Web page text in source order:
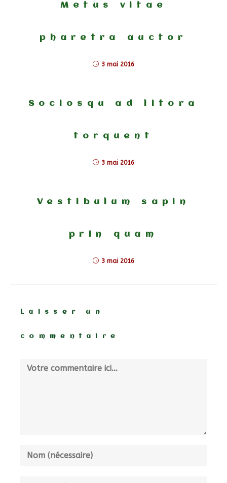
Metus vitae
pharetra auctor
3 mai 2016
Sociosqu ad litora
torquent
3 mai 2016
Vestibulum sapin
prin quam
3 mai 2016
Laisser un
commentaire
Comment
Enter